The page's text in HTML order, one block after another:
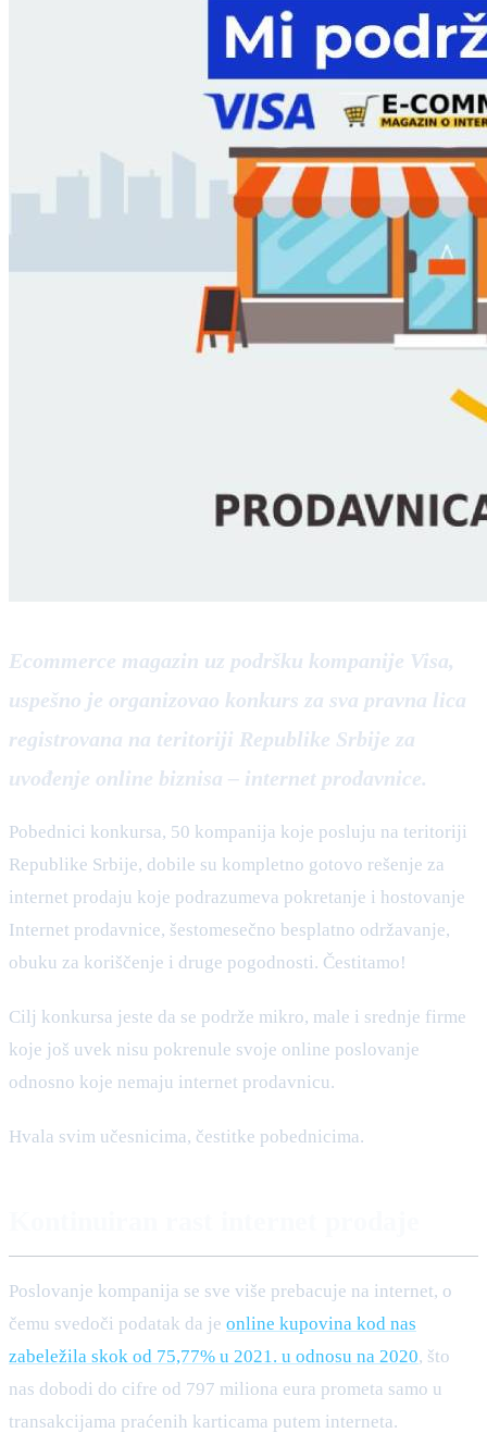
Ecommerce magazin uz podršku kompanije Visa,
uspešno je organizovao konkurs za sva pravna lica
registrovana na teritoriji Republike Srbije za
uvođenje online biznisa – internet prodavnice.
Pobednici konkursa, 50 kompanija koje posluju na teritoriji
Republike Srbije, dobile su kompletno gotovo rešenje za
internet prodaju koje podrazumeva pokretanje i hostovanje
Internet prodavnice, šestomesečno besplatno održavanje,
obuku za koriščenje i druge pogodnosti. Čestitamo!
Cilj konkursa jeste da se podrže mikro, male i srednje firme
koje još uvek nisu pokrenule svoje online poslovanje
odnosno koje nemaju internet prodavnicu.
Hvala svim učesnicima, čestitke pobednicima.
Poslovanje kompanija se sve više prebacuje na internet, o
čemu svedoči podatak da je online kupovina kod nas
zabeležila skok od 75,77% u 2021. u odnosu na 2020, što
nas dobodi do cifre od 797 miliona eura prometa samo u
transakcijama praćenih karticama putem interneta.